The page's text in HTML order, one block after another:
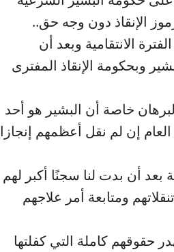
الإنقاذ دون وجه حق..
الانتقامية وبعد أن
وبحكومة الإنقاذ المفترى
خاصة أن البشير هو أحد
إن لم نقل أعظمهم إنجازا
بعد أن بدت لنا سجنًا أكبر لهم
ومتابعة أمر علاجهم
حقوقهم كاملة التي كفلتها